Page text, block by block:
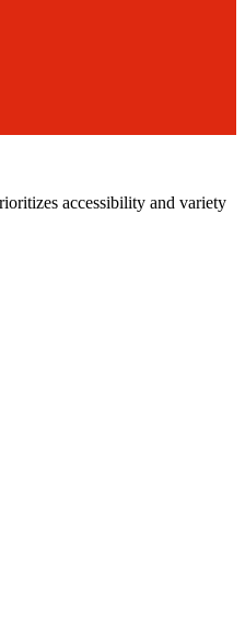
accessibility and variety